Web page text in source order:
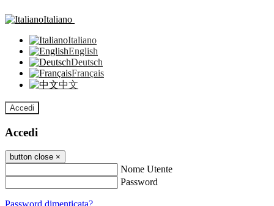
Italiano
Italiano
English
Deutsch
Français
中文
Accedi
Accedi
button close ×
Nome Utente
Password